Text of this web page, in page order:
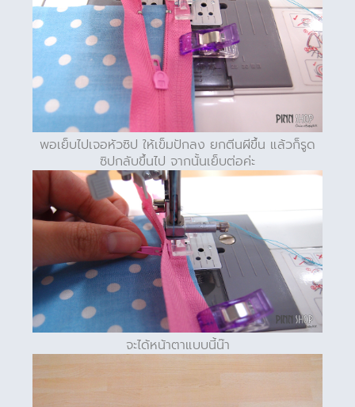
พอเย็บไปเจอหัวซิป ให้เข็มปักลง ยกตีนผีขึ้น แล้วก็รูด
ซิปกลับขึ้นไป จากนั้นเย็บต่อค่ะ
จะได้หน้าตาแบบนี้น๊า